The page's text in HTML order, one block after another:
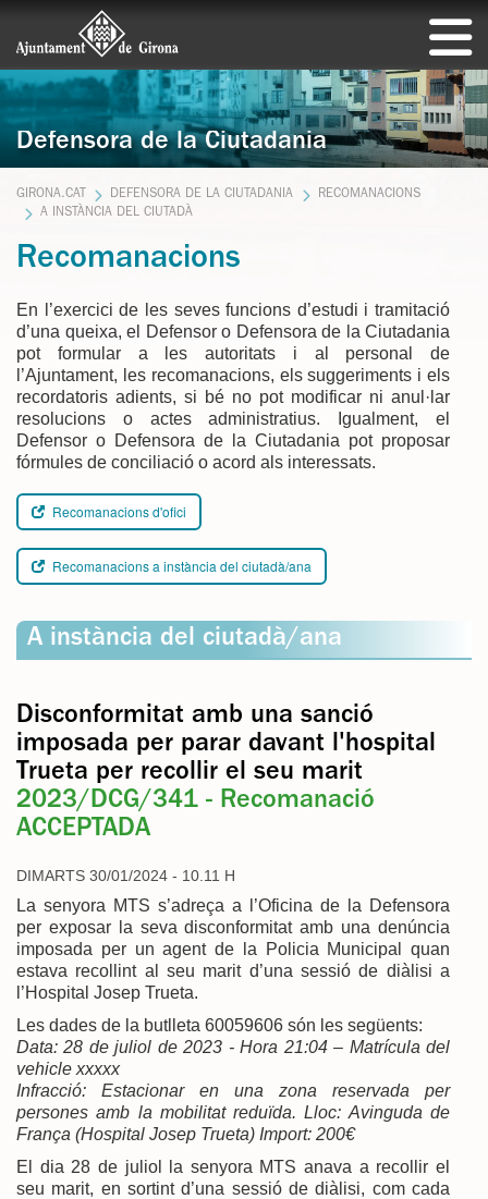
Defensora de la Ciutadania
GIRONA.CAT DEFENSORA DE LA CIUTADANIA
RECOMANACIONS
A INSTÀNCIA DEL CIUTADÀ
Recomanacions
En l’exercici de les seves funcions d’estudi i tramitació
d’una queixa, el Defensor o Defensora de la Ciutadania
pot formular a les autoritats i al personal de
l’Ajuntament, les recomanacions, els suggeriments i els
recordatoris adients, si bé no pot modificar ni anul·lar
resolucions o actes administratius. Igualment, el
Defensor o Defensora de la Ciutadania pot proposar
fórmules de conciliació o acord als interessats.
Recomanacions d'ofici
Recomanacions a instància del ciutadà/ana
A instància del ciutadà/ana
Disconformitat amb una sanció
imposada per parar davant l'hospital
Trueta per recollir el seu marit
2023/DCG/341 - Recomanació
ACCEPTADA
DIMARTS 30/01/2024 - 10.11 H
La senyora MTS s’adreça a l’Oficina de la Defensora
per exposar la seva disconformitat amb una denúncia
imposada per un agent de la Policia Municipal quan
estava recollint al seu marit d’una sessió de diàlisi a
l’Hospital Josep Trueta.
Les dades de la butlleta 60059606 són les següents:
Data: 28 de juliol de 2023 - Hora 21:04 – Matrícula del
vehicle xxxxx
Infracció: Estacionar en una zona reservada per
persones amb la mobilitat reduïda. Lloc: Avinguda de
França (Hospital Josep Trueta) Import: 200€
El dia 28 de juliol la senyora MTS anava a recollir el
seu marit, en sortint d’una sessió de diàlisi, com cada